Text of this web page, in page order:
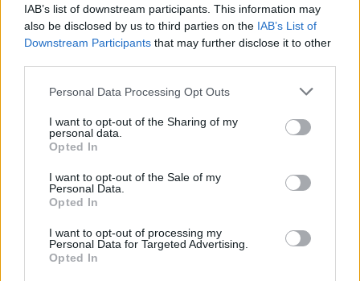
IAB’s list of downstream participants. This information may
also be disclosed by us to third parties on the IAB’s List of
Downstream Participants that may further disclose it to other
Personal Data Processing Opt Outs
I want to opt-out of the Sharing of my
personal data.
Opted In
I want to opt-out of the Sale of my
Personal Data.
Opted In
I want to opt-out of processing my
Personal Data for Targeted Advertising.
Opted In
ένα λειτουργικό και σε ένα δεύτερο στο οποίο
πάλευε να καλύψει τα κενά μνήμης που είχε από
τον βιασμό. Μας προειδοποίησε ο σύμβουλος
στο κολλέγιό της ότι θα χρειαστεί να
παρακολουθείται από ειδικό και ότι βρίσκεται
σε ένα πολύ ευάλωτο στάδιο».
Και πρόσθεσε ότι αυτό που τη βασάνιζε
πατρίδα της συνειδητοποίησε ότι ήταν πλέον